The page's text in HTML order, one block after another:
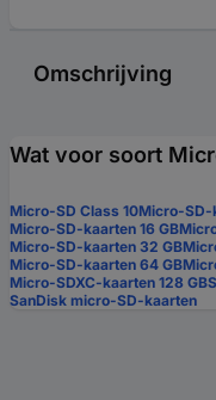
Omschrijving
Wat voor soort
Micro-SD Class 10Micro-SD-
Micro-SD-kaarten 16 GB
Micro-SD-kaarten 32 GB
Micro-SD-kaarten 64 GB
Micro-SDXC-kaarten 128 GB
SanDisk micro-SD-kaarten